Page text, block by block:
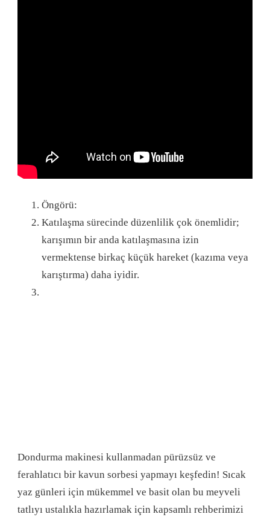
Öngörü:
Katılaşma sürecinde düzenlilik çok önemlidir;
karışımın bir anda katılaşmasına izin
vermektense birkaç küçük hareket (kazıma veya
karıştırma) daha iyidir.
Dondurma makinesi kullanmadan pürüzsüz ve
ferahlatıcı bir kavun sorbesi yapmayı keşfedin! Sıcak
yaz günleri için mükemmel ve basit olan bu meyveli
tatlıyı ustalıkla hazırlamak için kapsamlı rehberimizi